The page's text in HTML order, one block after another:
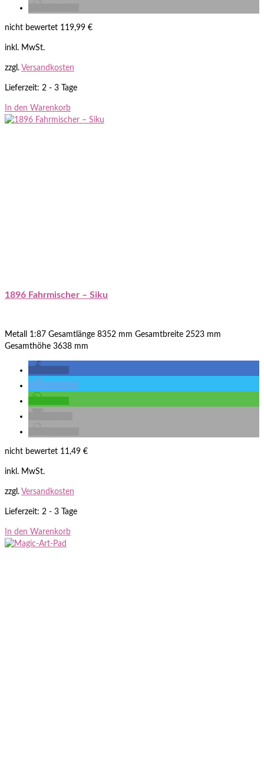
nicht bewertet 119,99 €
inkl. MwSt.
zzgl. Versandkosten
Lieferzeit: 2 - 3 Tage
In den Warenkorb
1896 Fahrmischer – Siku
Metall 1:87 Gesamtlänge 8352 mm Gesamtbreite 2523 mm
Gesamthöhe 3638 mm
nicht bewertet 11,49 €
inkl. MwSt.
zzgl. Versandkosten
Lieferzeit: 2 - 3 Tage
In den Warenkorb